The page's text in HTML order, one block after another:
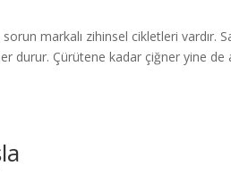
zihinsel cikletleri vardır.
durur. Çürütene kadar çiğner yine